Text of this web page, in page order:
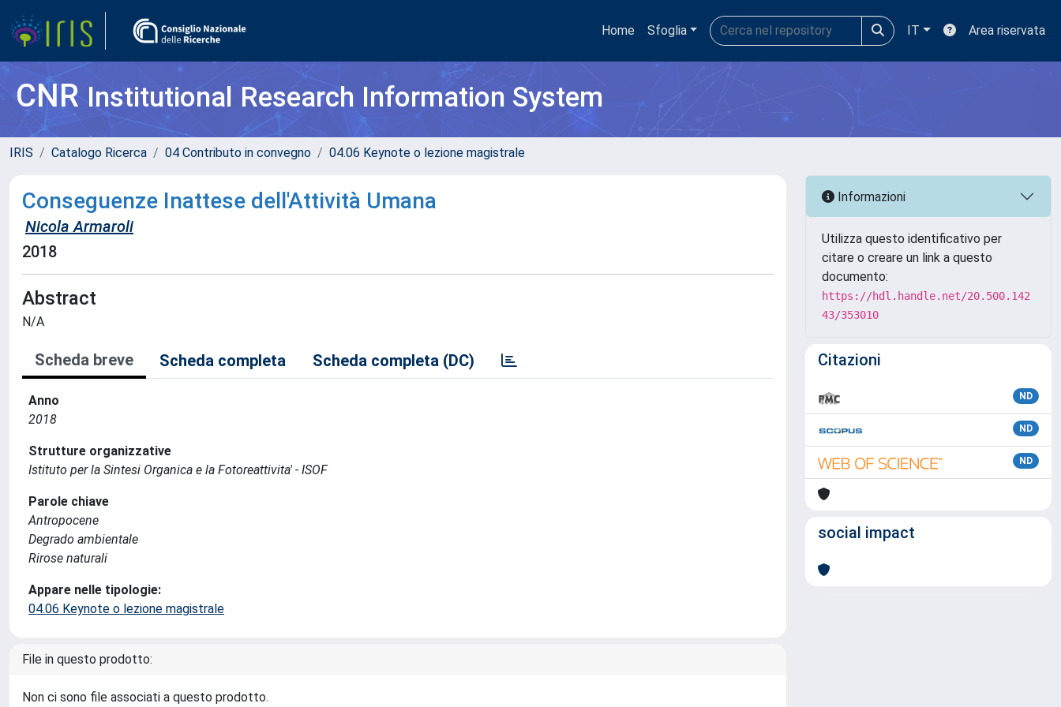
Home Sfoglia IT Area riservata
CNRInstitutional Research Information System
IRIS Catalogo Ricerca 04 Contributo in convegno 04.06 Keynote o lezione magistrale
Conseguenze Inattese dell'Attività Umana
Nicola Armaroli
2018
Abstract
N/A
Scheda breve Scheda completa Scheda completa (DC)
Anno
2018
Strutture organizzative
Istituto per la Sintesi Organica e la Fotoreattivita' - ISOF
Parole chiave
Antropocene
Degrado ambientale
Rirose naturali
Appare nelle tipologie:
04.06 Keynote o lezione magistrale
File in questo prodotto:
Non ci sono file associati a questo prodotto.
Informazioni
Utilizza questo identificativo per
citare o creare un link a questo
documento:
https://hdl.handle.net/20.500.142
43/353010
Citazioni
ND
ND
ND
social impact